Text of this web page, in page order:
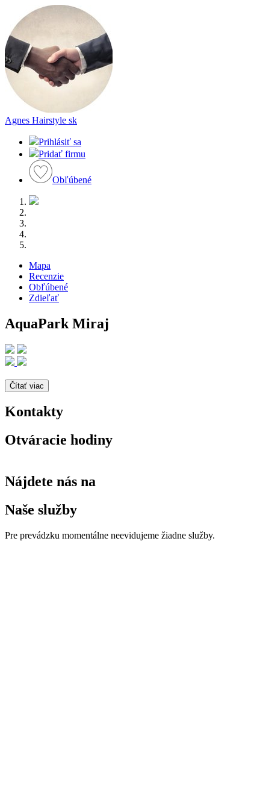
Agnes Hairstyle sk
Prihlásiť sa
Pridať firmu
Obľúbené
Mapa
Recenzie
Obľúbené
Zdieľať
AquaPark Miraj
Čítať viac
Kontakty
Otváracie hodiny
Nájdete nás na
Naše služby
Pre prevádzku momentálne neevidujeme žiadne služby.